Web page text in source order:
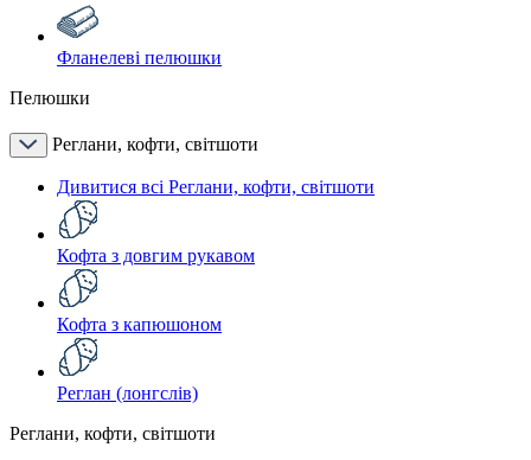
Фланелеві пелюшки
Пелюшки
Реглани, кофти, світшоти
Дивитися всі Реглани, кофти, світшоти
Кофта з довгим рукавом
Кофта з капюшоном
Реглан (лонгслів)
Реглани, кофти, світшоти